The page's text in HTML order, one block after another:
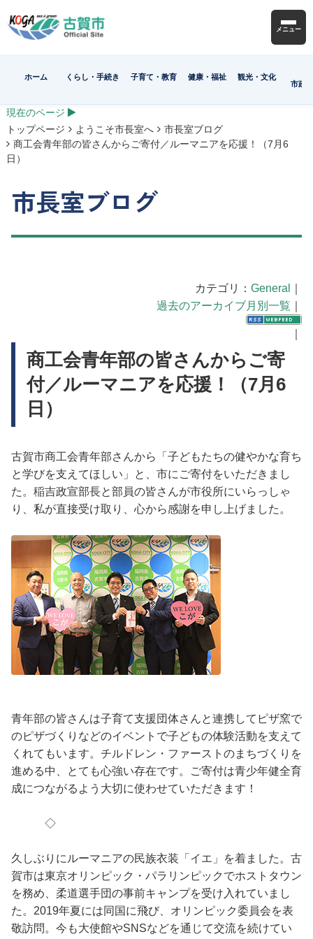
メニュー
ホーム くらし・手続き 子育て・教育 健康・福祉
観光・文化
市政
現在のページ
トップページ
ようこそ市長室へ
市長室ブログ
商工会青年部の皆さんからご寄付／ルーマニアを応援！（7月6
日）
市長室ブログ
カテゴリ： General
過去のアーカイブ月別一覧
商工会青年部の皆さんからご寄
付／ルーマニアを応援！（7月6
日）
古賀市商工会青年部さんから「子どもたちの健やかな育ち
と学びを支えてほしい」と、市にご寄付をいただきまし
た。稲吉政宣部長と部員の皆さんが市役所にいらっしゃ
り、私が直接受け取り、心から感謝を申し上げました。
青年部の皆さんは子育て支援団体さんと連携してピザ窯で
のピザづくりなどのイベントで子どもの体験活動を支えて
くれてもいます。チルドレン・ファーストのまちづくりを
進める中、とても心強い存在です。ご寄付は青少年健全育
成につながるよう大切に使わせていただきます！
◇
久しぶりにルーマニアの民族衣装「イエ」を着ました。古
賀市は東京オリンピック・パラリンピックでホストタウン
を務め、柔道選手団の事前キャンプを受け入れていまし
た。2019年夏には同国に飛び、オリンピック委員会を表
敬訪問。今も大使館やSNSなどを通じて交流を続けてい